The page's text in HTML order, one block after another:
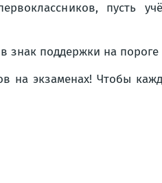
пусть
знак поддержки на
на экзаменах! Чтобы